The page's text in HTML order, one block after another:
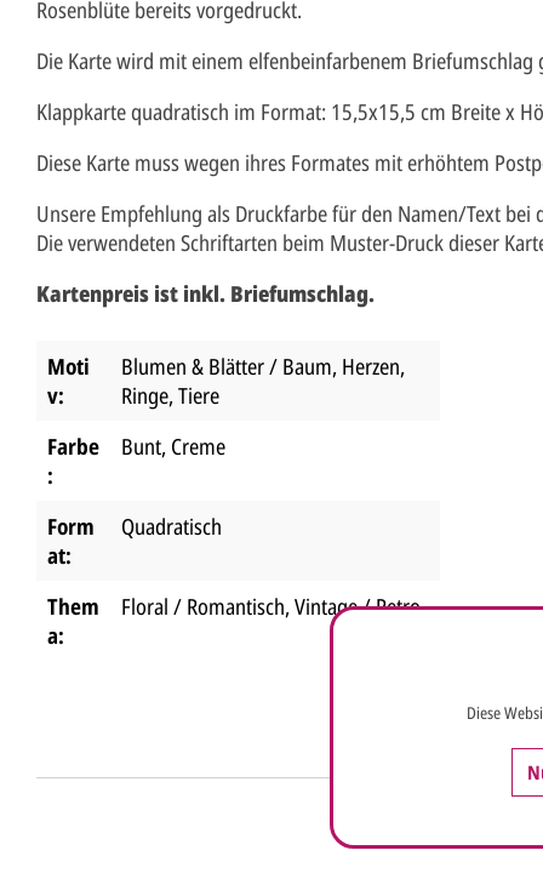
Rosenblüte bereits vorgedruckt.
Die Karte wird mit einem elfenbeinfarbenem Briefumschlag
Klappkarte quadratisch im Format: 15,5x15,5 cm Breite x
Diese Karte muss wegen ihres Formates mit erhöhtem
Unsere Empfehlung als Druckfarbe für den Namen/Text bei
Die verwendeten Schriftarten beim Muster-Druck dieser
Kartenpreis ist inkl. Briefumschlag.
Moti
v:
Blumen & Blätter / Baum, Herzen,
Ringe, Tiere
Farbe
:
Bunt, Creme
Form
at:
Quadratisch
Them
a:
Floral / Romantisch, Vintage / Retro
Diese